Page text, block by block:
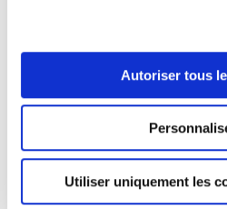
Autoriser tous
Utiliser uniquement les
Comment utiliser Google
passer vos analyses au
Administration,E-Marketing,